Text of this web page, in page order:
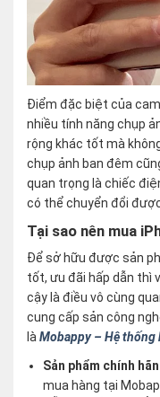
Điểm đặc biệt của
nhiều tính năng chụp
rộng khác tốt mà
chụp ảnh ban đêm
quan trọng là chiếc
có thể chuyển đổi
Tại sao nên mua
Để sở hữu được sản
tốt, ưu đãi hấp dẫn thì
cậy là điều vô cùng
cung cấp sản công
là Mobappy – Hệ thống
Sản phẩm chính
mua hàng tại